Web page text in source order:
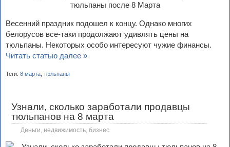
Весенний праздник подошел к концу. Однако многих
белорусов все-таки продолжают удивлять цены на
тюльпаны. Некоторых особо интересуют чужие финансы.
Читать статью далее »
Теги: 8 марта тюльпаны
Узнали, сколько заработали продавцы
тюльпанов на 8 марта
Деньги, недвижимость, бизнес